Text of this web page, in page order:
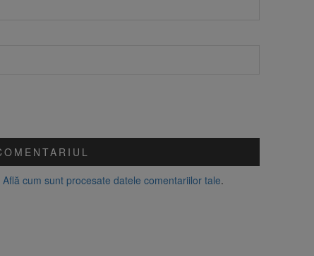
Află cum sunt procesate datele comentariilor tale.